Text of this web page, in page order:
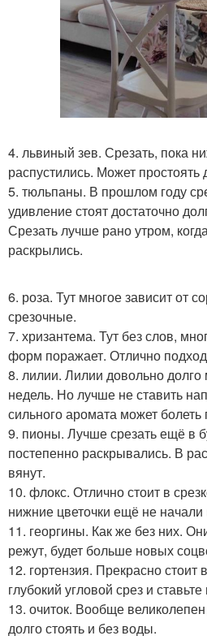
4. львиный зев. Срезать, пока
распустились. Может простоять
5. тюльпаны. В прошлом году
удивление стоят достаточно
Срезать лучше рано утром,
раскрылись.
6. роза. Тут многое зависит от
срезочные.
7. хризантема. Тут без слов,
форм поражает. Отлично
8. лилии. Лилии довольно долго
недель. Но лучше не ставить
сильного аромата может болеть
9. пионы. Лучше срезать ещё в
постепенно раскрывались. В
вянут.
10. флокс. Отлично стоит в
нижние цветочки ещё не начали
11. георгины. Как же без них.
режут, будет больше новых
12. гортензия. Прекрасно стоит
глубокий угловой срез и
13. очиток. Вообще
долго стоять и без воды.